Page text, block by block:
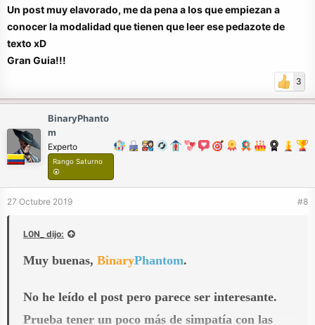
Un post muy elavorado, me da pena a los que empiezan a
conocer la modalidad que tienen que leer ese pedazote de
texto xD
Gran Guia!!!
3
BinaryPhanto
m
Experto
Rango Saturno
⦿
27 Octubre 2019 #8
L0N_ dijo:
Muy buenas, BinaryPhantom.
No he leído el post pero parece ser interesante.
Prueba tener un poco más de simpatía con las